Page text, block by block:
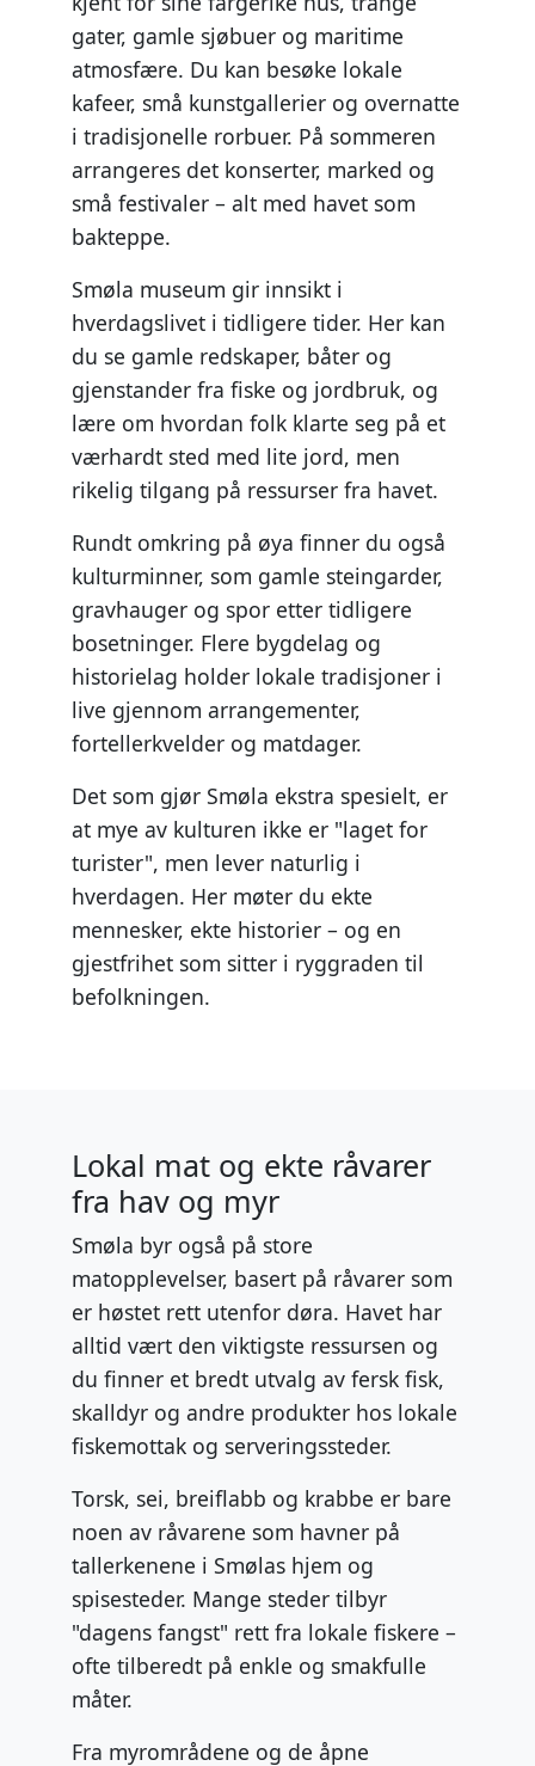
gater, gamle sjøbuer og maritime
atmosfære. Du kan besøke lokale
kafeer, små kunstgallerier og overnatte
i tradisjonelle rorbuer. På sommeren
arrangeres det konserter, marked og
små festivaler – alt med havet som
bakteppe.
Smøla museum gir innsikt i
hverdagslivet i tidligere tider. Her kan
du se gamle redskaper, båter og
gjenstander fra fiske og jordbruk, og
lære om hvordan folk klarte seg på et
værhardt sted med lite jord, men
rikelig tilgang på ressurser fra havet.
Rundt omkring på øya finner du også
kulturminner, som gamle steingarder,
gravhauger og spor etter tidligere
bosetninger. Flere bygdelag og
historielag holder lokale tradisjoner i
live gjennom arrangementer,
fortellerkvelder og matdager.
Det som gjør Smøla ekstra spesielt, er
at mye av kulturen ikke er "laget for
turister", men lever naturlig i
hverdagen. Her møter du ekte
mennesker, ekte historier – og en
gjestfrihet som sitter i ryggraden til
befolkningen.
Lokal mat og ekte råvarer
fra hav og myr
Smøla byr også på store
matopplevelser, basert på råvarer som
er høstet rett utenfor døra. Havet har
alltid vært den viktigste ressursen og
du finner et bredt utvalg av fersk fisk,
skalldyr og andre produkter hos lokale
fiskemottak og serveringssteder.
Torsk, sei, breiflabb og krabbe er bare
noen av råvarene som havner på
tallerkenene i Smølas hjem og
spisesteder. Mange steder tilbyr
"dagens fangst" rett fra lokale fiskere –
ofte tilberedt på enkle og smakfulle
måter.
Fra myrområdene og de åpne